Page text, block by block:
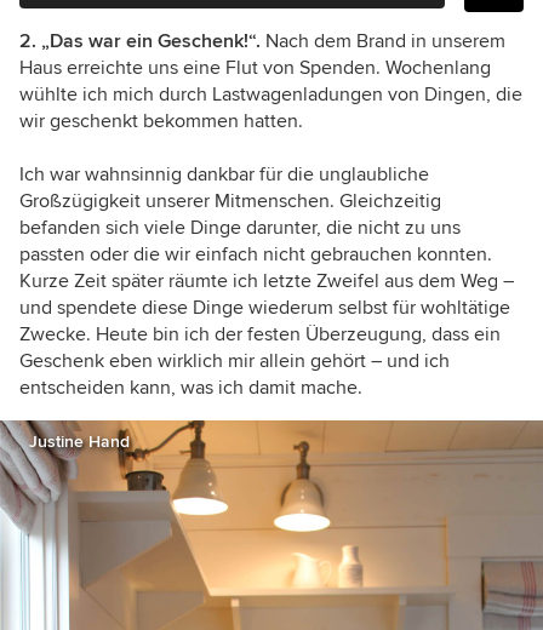
2. „Das war ein Geschenk!“. Nach dem Brand in unserem
Haus erreichte uns eine Flut von Spenden. Wochenlang
wühlte ich mich durch Lastwagenladungen von Dingen, die
wir geschenkt bekommen hatten.
Ich war wahnsinnig dankbar für die unglaubliche
Großzügigkeit unserer Mitmenschen. Gleichzeitig
befanden sich viele Dinge darunter, die nicht zu uns
passten oder die wir einfach nicht gebrauchen konnten.
Kurze Zeit später räumte ich letzte Zweifel aus dem Weg –
und spendete diese Dinge wiederum selbst für wohltätige
Zwecke. Heute bin ich der festen Überzeugung, dass ein
Geschenk eben wirklich mir allein gehört – und ich
entscheiden kann, was ich damit mache.
Justine Hand